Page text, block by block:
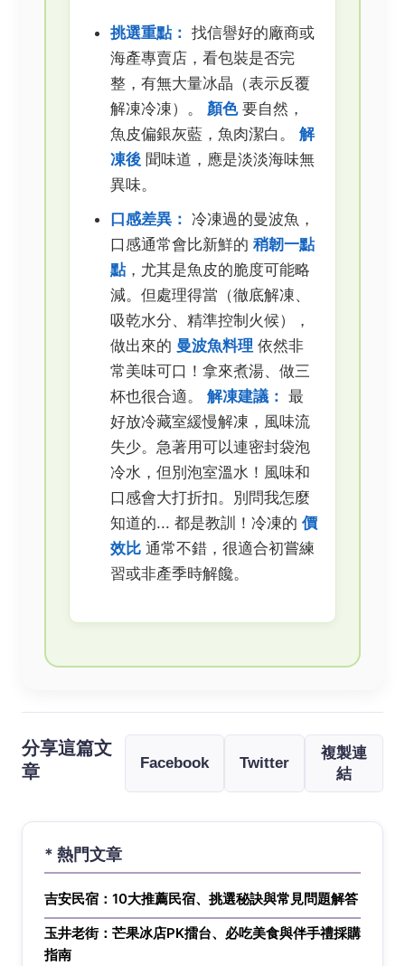
挑選重點： 找信譽好的廠商或
海產專賣店，看包裝是否完
整，有無大量冰晶（表示反覆
解凍冷凍）。 顏色要自然，
魚皮偏銀灰藍，魚肉潔白。 解
凍後 聞味道，應是淡淡海味無
異味。
口感差異： 冷凍過的曼波魚，
口感通常會比新鮮的 稍韌一點
點，尤其是魚皮的脆度可能略
減。但處理得當（徹底解凍、
吸乾水分、精準控制火候），
做出來的 曼波魚料理 依然非
常美味可口！拿來煮湯、做三
杯也很合適。 解凍建議： 最
好放冷藏室緩慢解凍，風味流
失少。急著用可以連密封袋泡
冷水，但別泡室溫水！風味和
口感會大打折扣。別問我怎麼
知道的... 都是教訓！冷凍的 價
效比 通常不錯，很適合初嘗練
習或非產季時解饞。
分享這篇文
章
Facebook Twitter
複製連
結
* 熱門文章
吉安民宿：10大推薦民宿、挑選秘訣與常見問題解答
玉井老街：芒果冰店PK擂台、必吃美食與伴手禮採購
指南